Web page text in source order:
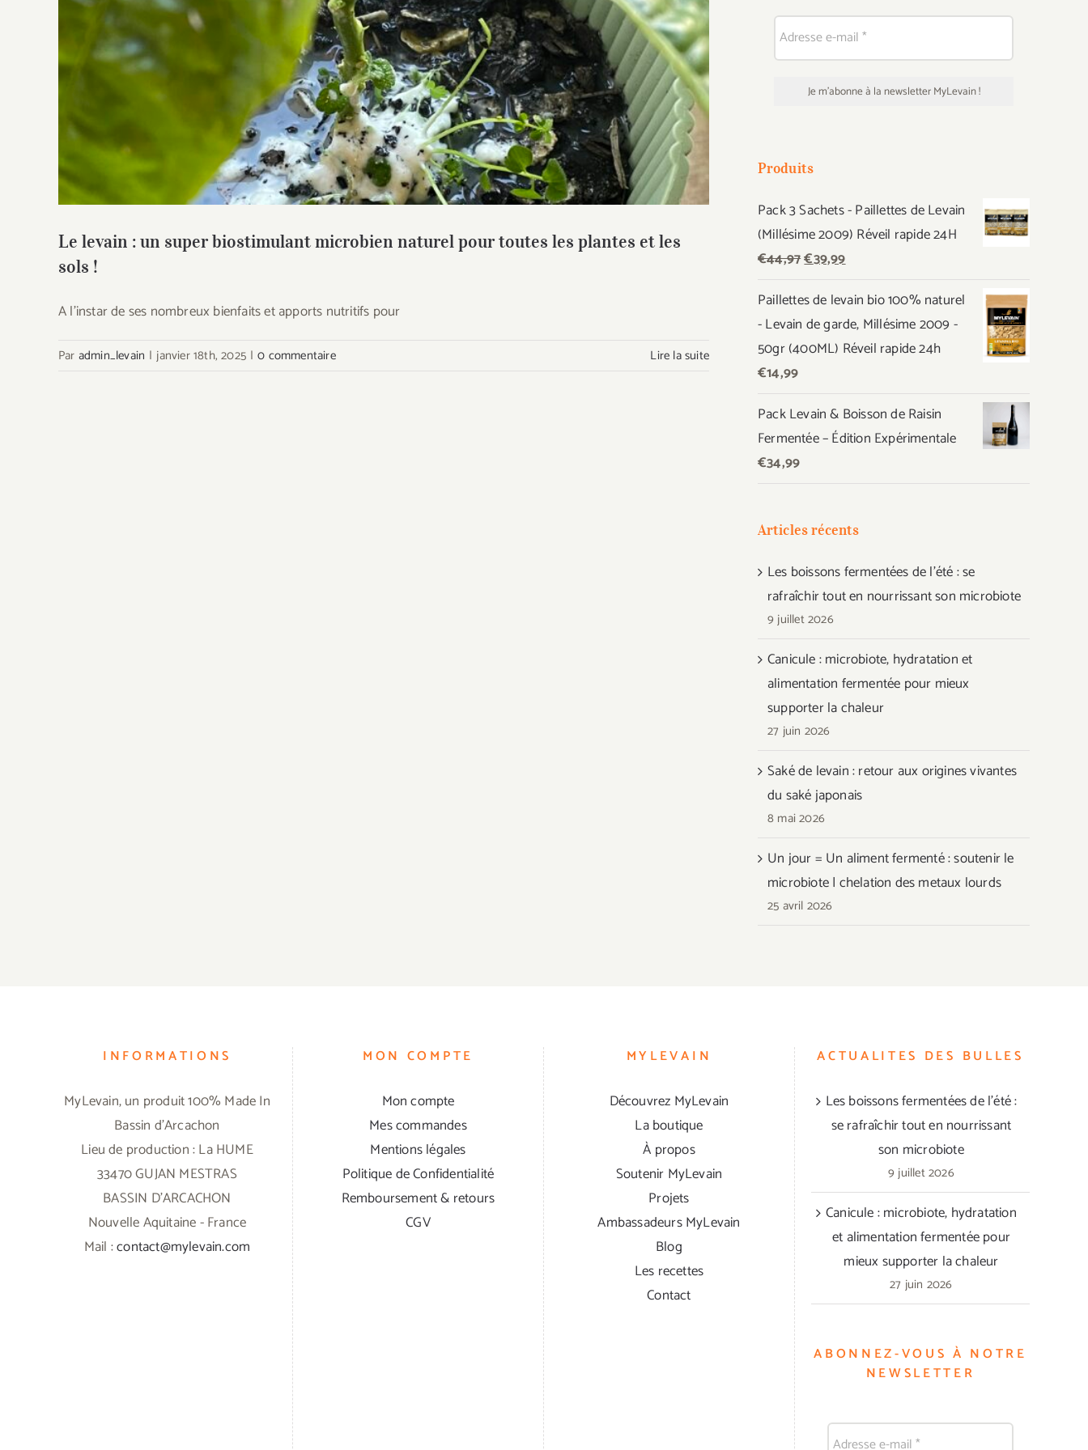
Le levain : un super biostimulant microbien naturel pour toutes les plantes et les sols !
Le levain : un super biostimulant microbien naturel pour toutes les plantes et les
sols !
A l'instar de ses nombreux bienfaits et apports nutritifs pour
Par admin_levain | janvier 18th, 2025 | 0 commentaire Lire la suite
Produits
Pack 3 Sachets - Paillettes de Levain
(Millésime 2009) Réveil rapide 24H
€44,97Le
initial
était :
€44,97.
€39,99Le
actuel
est :
€39,99.
Paillettes de levain bio 100% naturel
- Levain de garde, Millésime 2009 -
50gr (400ML) Réveil rapide 24h
€14,99
Pack Levain & Boisson de Raisin
Fermentée – Édition Expérimentale
€34,99
Articles récents
Les boissons fermentées de l’été : se
rafraîchir tout en nourrissant son microbiote
9 juillet 2026
Canicule : microbiote, hydratation et
alimentation fermentée pour mieux
supporter la chaleur
27 juin 2026
Saké de levain : retour aux origines vivantes
du saké japonais
8 mai 2026
Un jour = Un aliment fermenté : soutenir le
microbiote | chelation des metaux lourds
25 avril 2026
INFORMATIONS
MyLevain, un produit 100% Made In
Bassin d'Arcachon
Lieu de production : La HUME
33470 GUJAN MESTRAS
BASSIN D'ARCACHON
Nouvelle Aquitaine - France
Mail :contact@mylevain.com
MON COMPTE
Mon compte
Mes commandes
Mentions légales
Politique de Confidentialité
Remboursement & retours
CGV
MYLEVAIN
Découvrez MyLevain
La boutique
À propos
Soutenir MyLevain
Projets
Ambassadeurs MyLevain
Blog
Les recettes
Contact
ACTUALITES DES BULLES
Les boissons fermentées de l’été :
se rafraîchir tout en nourrissant
son microbiote
9 juillet 2026
Canicule : microbiote, hydratation
et alimentation fermentée pour
mieux supporter la chaleur
27 juin 2026
ABONNEZ-VOUS À NOTRE
NEWSLETTER